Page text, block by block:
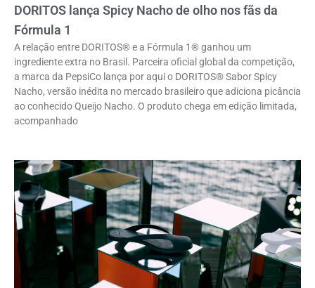
DORITOS lança Spicy Nacho de olho nos fãs da
Fórmula 1
A relação entre DORITOS® e a Fórmula 1® ganhou um
ingrediente extra no Brasil. Parceira oficial global da competição,
a marca da PepsiCo lança por aqui o DORITOS® Sabor Spicy
Nacho, versão inédita no mercado brasileiro que adiciona picância
ao conhecido Queijo Nacho. O produto chega em edição limitada,
acompanhado